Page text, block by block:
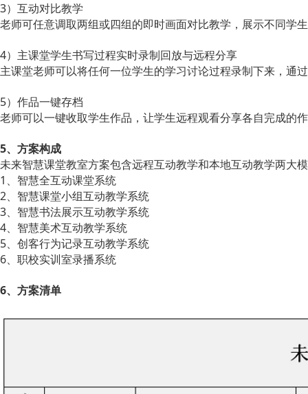
3）互动对比教学
老师可任意调取两组或四组的即时画面对比教学，展示不同学
4）主课堂学生书写过程实时录制回放与远程分享
主课堂老师可以将任何一位学生的学习讨论过程录制下来，通
5）作品一键存档
老师可以一键收取学生作品，让学生远程观看分享各自完成的
5、方案构成
未来智慧课堂教室方案包含远程互动教学和本地互动教学两大
1、智慧全互动课堂系统
2、智慧课堂小组互动教学系统
3、智慧书法展示互动教学系统
4、智慧美术互动教学系统
5、创客行为记录互动教学系统
6、职校实训室录播系统
6、方案清单